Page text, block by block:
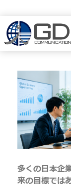
多くの日本企
来の目標では